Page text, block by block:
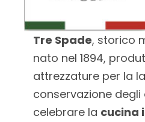
Tre Spade, storico
nato nel 1894,
attrezzature per la
conservazione degli
celebrare la cucina